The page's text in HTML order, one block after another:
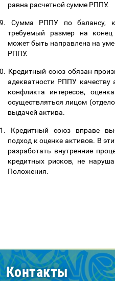
равна расчетной сумме РППУ.
Сумма РППУ по балансу,
требуемый размер на конец
может быть направлена на
РППУ.
Кредитный союз обязан
адекватности РППУ качеству
конфликта интересов,
осуществляться лицом
выдачей актива.
Кредитный союз вправе
подход к оценке активов. В
разработать внутренние
кредитных рисков, не
Положения.
Контакты